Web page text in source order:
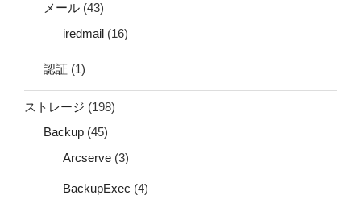
メール (43)
iredmail (16)
認証 (1)
ストレージ (198)
Backup (45)
Arcserve (3)
BackupExec (4)